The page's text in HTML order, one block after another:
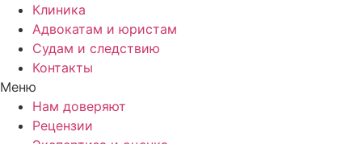
Клиника
Адвокатам и юристам
Судам и следствию
Контакты
Меню
Нам доверяют
Рецензии